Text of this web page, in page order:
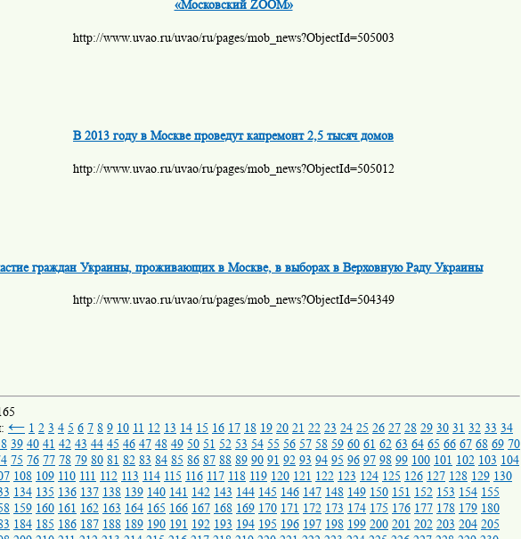
«Московский ZOOM»
http://www.uvao.ru/uvao/ru/pages/mob_news?ObjectId=505003
В 2013 году в Москве проведут капремонт 2,5 тысяч домов
http://www.uvao.ru/uvao/ru/pages/mob_news?ObjectId=505012
граждан Украины, проживающих в Москве, в выборах в Верховную Раду Украины
http://www.uvao.ru/uvao/ru/pages/mob_news?ObjectId=504349
← 1 2 3 4 5 6 7 8 9 10 11 12 13 14 15 16 17 18 19 20 21 22 23 24 25 26 27 28 29 30 31 32 33 34
39 40 41 42 43 44 45 46 47 48 49 50 51 52 53 54 55 56 57 58 59 60 61 62 63 64 65 66 67 68 69 70
75 76 77 78 79 80 81 82 83 84 85 86 87 88 89 90 91 92 93 94 95 96 97 98 99 100 101 102 103 104
108 109 110 111 112 113 114 115 116 117 118 119 120 121 122 123 124 125 126 127 128 129 130
134 135 136 137 138 139 140 141 142 143 144 145 146 147 148 149 150 151 152 153 154 155
159 160 161 162 163 164 165 166 167 168 169 170 171 172 173 174 175 176 177 178 179 180
184 185 186 187 188 189 190 191 192 193 194 195 196 197 198 199 200 201 202 203 204 205